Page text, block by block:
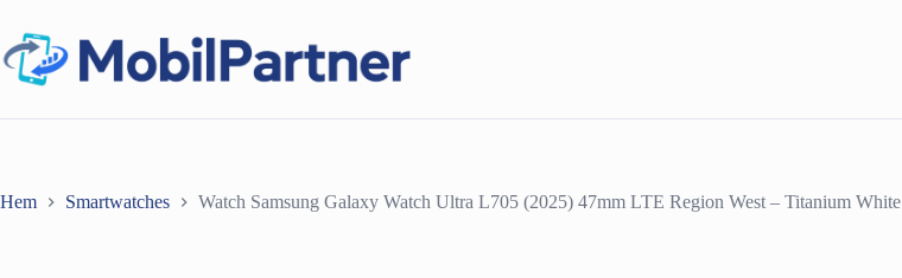
innehåll
Hem Smartwatches Watch Samsung Galaxy Watch Ultra L705 (2025) 47mm LTE Region West – Titanium White